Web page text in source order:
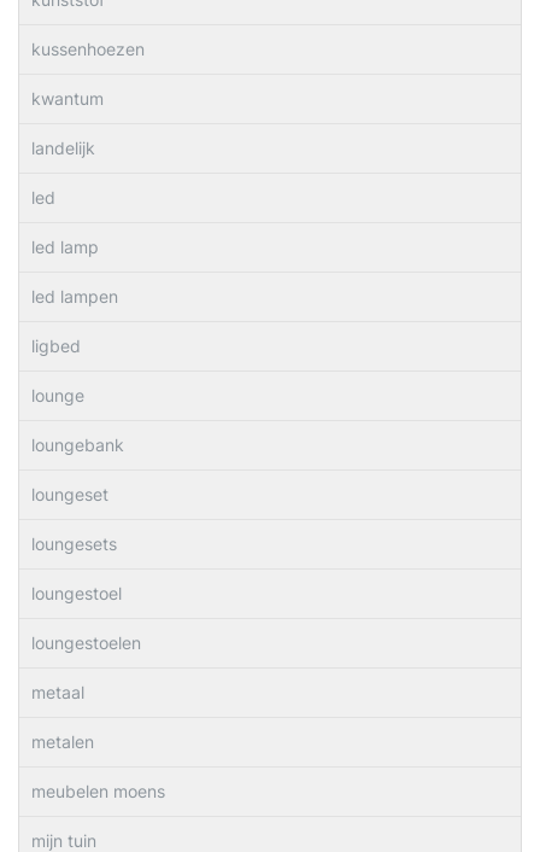
kussenhoezen
kwantum
landelijk
led
led lamp
led lampen
ligbed
lounge
loungebank
loungeset
loungesets
loungestoel
loungestoelen
metaal
metalen
meubelen moens
mijn tuin